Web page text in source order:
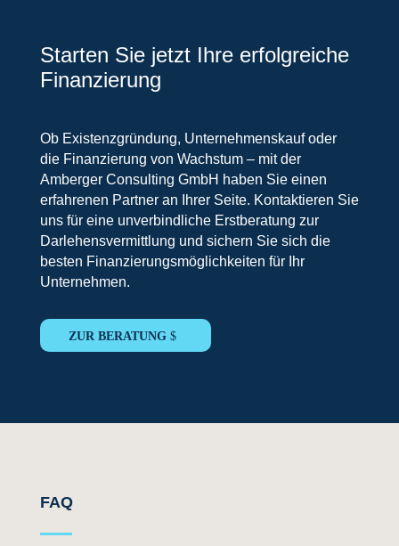
Starten Sie jetzt Ihre erfolgreiche
Finanzierung
Ob Existenzgründung, Unternehmenskauf oder
die Finanzierung von Wachstum – mit der
Amberger Consulting GmbH haben Sie einen
erfahrenen Partner an Ihrer Seite. Kontaktieren Sie
uns für eine unverbindliche Erstberatung zur
Darlehensvermittlung und sichern Sie sich die
besten Finanzierungsmöglichkeiten für Ihr
Unternehmen.
ZUR BERATUNG
FAQ